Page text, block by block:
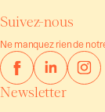
Suivez-nous
Ne manquez rien de
Newsletter